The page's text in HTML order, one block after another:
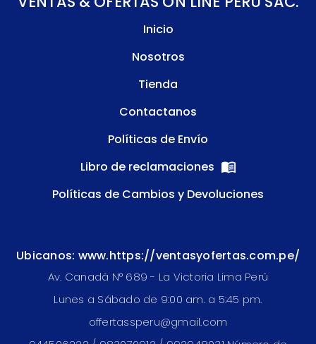
Inicio
Nosotros
Tienda
Contactanos
Políticas de Envío
Libro de reclamaciones
Políticas de Cambios y Devoluciones
Ubicanos: www.https://ventasyofertas.com.pe/
Av. Canadá N° 689 - La Victoria Lima Perú
Lunes a Sábado de 9:00 am. a 5:45 pm.
offertassperu@gmail.com